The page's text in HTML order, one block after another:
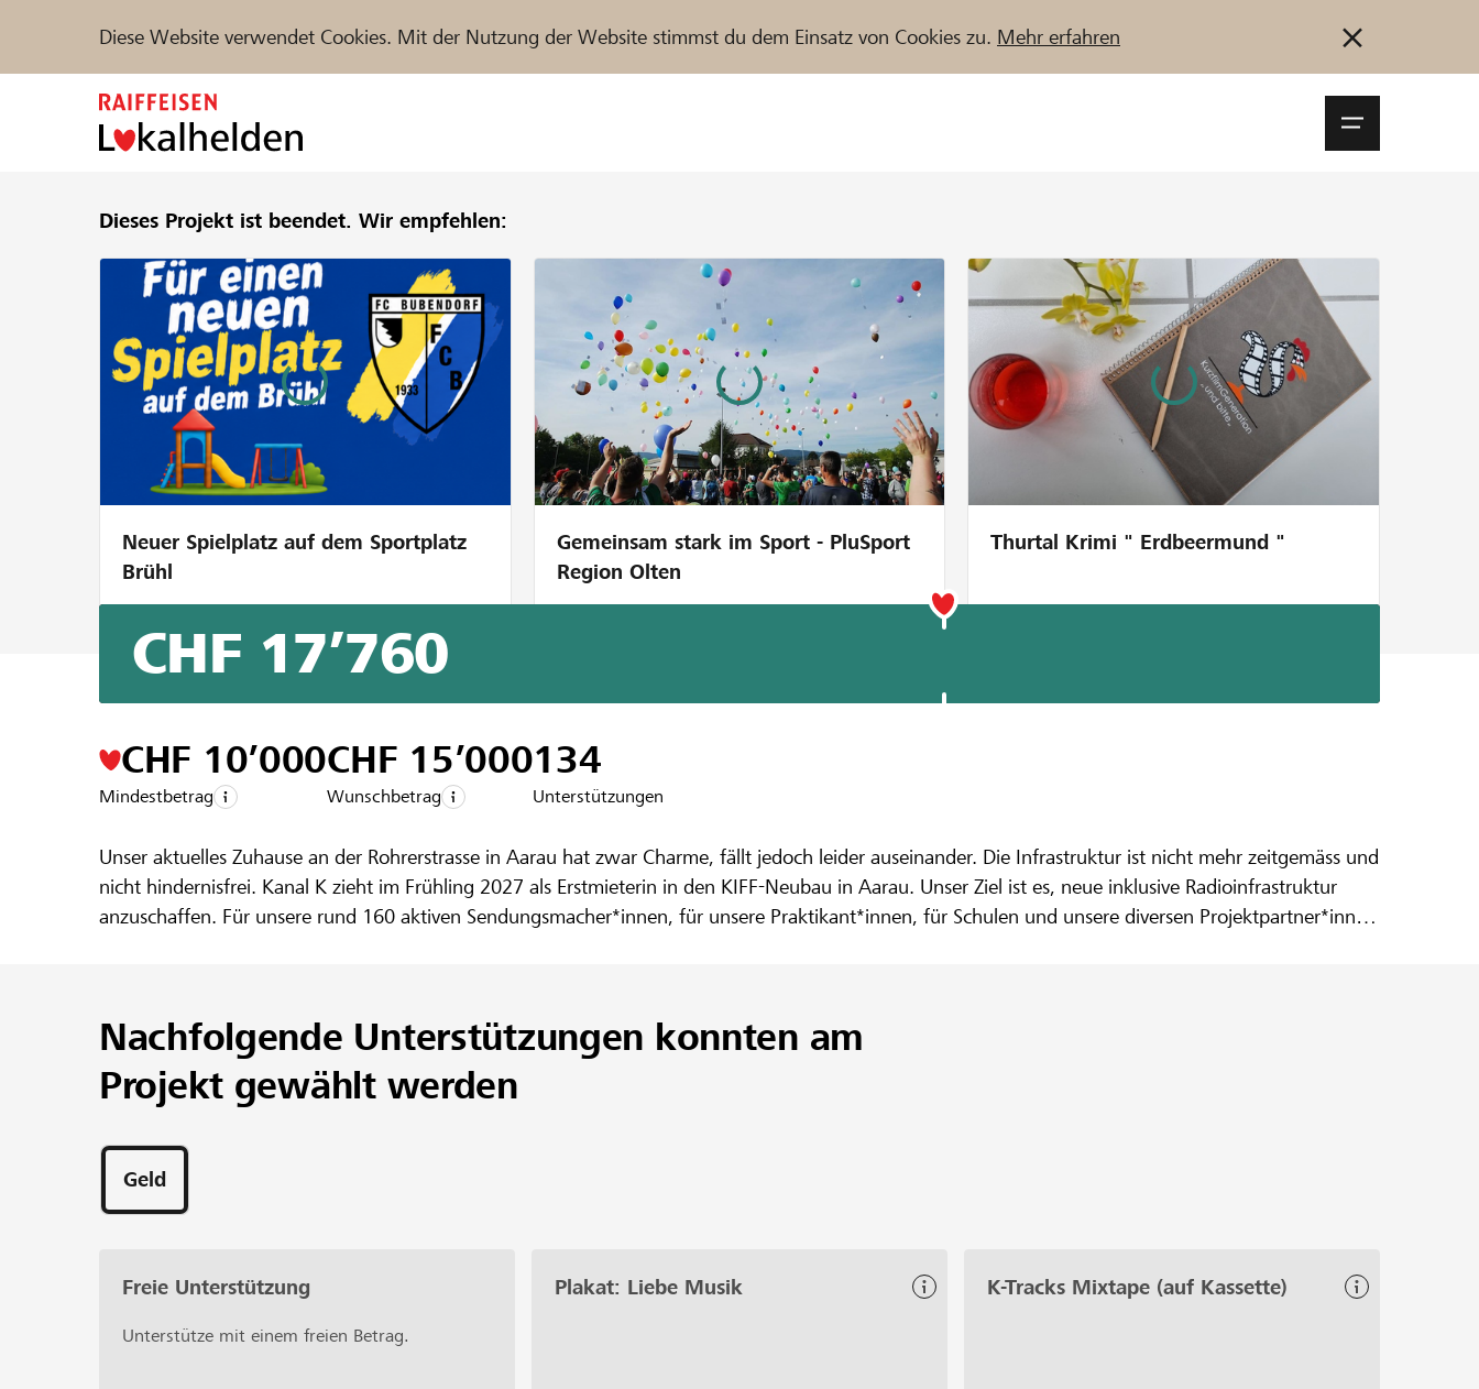
Diese Website verwendet Cookies. Mit der Nutzung der Website stimmst du dem Einsatz von Cookies zu. Mehr erfahren
Unterstützen Hilfe & Support Partner / Raiffeisenbank
Projekte und Organisationen finden Jetzt starten
FR IT
Dieses Projekt ist beendet. Wir empfehlen:
Neuer Spielplatz auf dem Sportplatz
Brühl
Gemeinsam stark im Sport - PluSport
Region Olten
Thurtal Krimi " Erdbeermund "
Neue Radiostudios für Kanal K
Ein Projekt aus der Region derRaiffeisenbank Aarau-Lenzburg
Unser aktuelles Zuhause an der Rohrerstrasse in Aarau hat zwar Charme, fällt jedoch leider auseinander. Die Infrastruktur ist nicht mehr zeitgemäss und
nicht hindernisfrei. Kanal K zieht im Frühling 2027 als Erstmieterin in den KIFF-Neubau in Aarau. Unser Ziel ist es, neue inklusive Radioinfrastruktur
anzuschaffen. Für unsere rund 160 aktiven Sendungsmacher*innen, für unsere Praktikant*innen, für Schulen und unsere diversen Projektpartner*innen
CHF 17’760
CHF 10’000
Mindestbetrag
CHF 15’000
Wunschbetrag
134
Unterstützungen
Nachfolgende Unterstützungen konnten am
Projekt gewählt werden
Geld
Freie Unterstützung
Unterstütze mit einem freien Betrag.
Plakat: Liebe Musik K-Tracks Mixtape (auf Kassette)